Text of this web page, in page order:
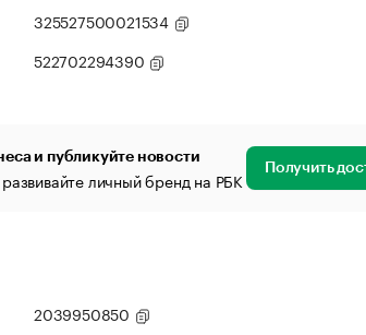
325527500021534
522702294390
и публикуйте новости
личный бренд на РБК Получить
2039950850